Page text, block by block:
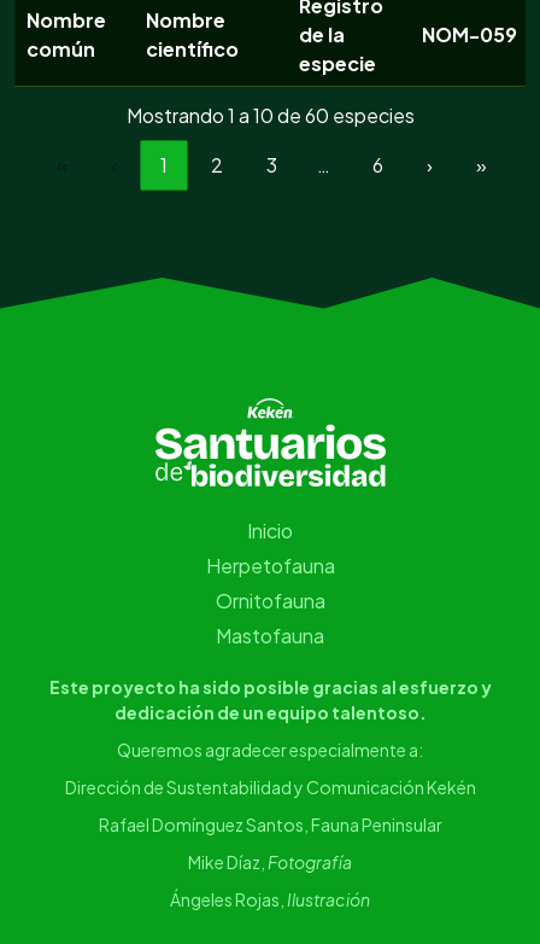
Nombre
común
Nombre
científico
Registro
de la
especie
NOM-059
Mostrando 1 a 10 de 60 especies
1 2 3 … 6 › »
Inicio
Herpetofauna
Ornitofauna
Mastofauna
Este proyecto ha sido posible gracias al esfuerzo y
dedicación de un equipo talentoso.
Queremos agradecer especialmente a:
Dirección de Sustentabilidad y Comunicación Kekén
Rafael Domínguez Santos, Fauna Peninsular
Mike Díaz, Fotografía
Ángeles Rojas, Ilustración